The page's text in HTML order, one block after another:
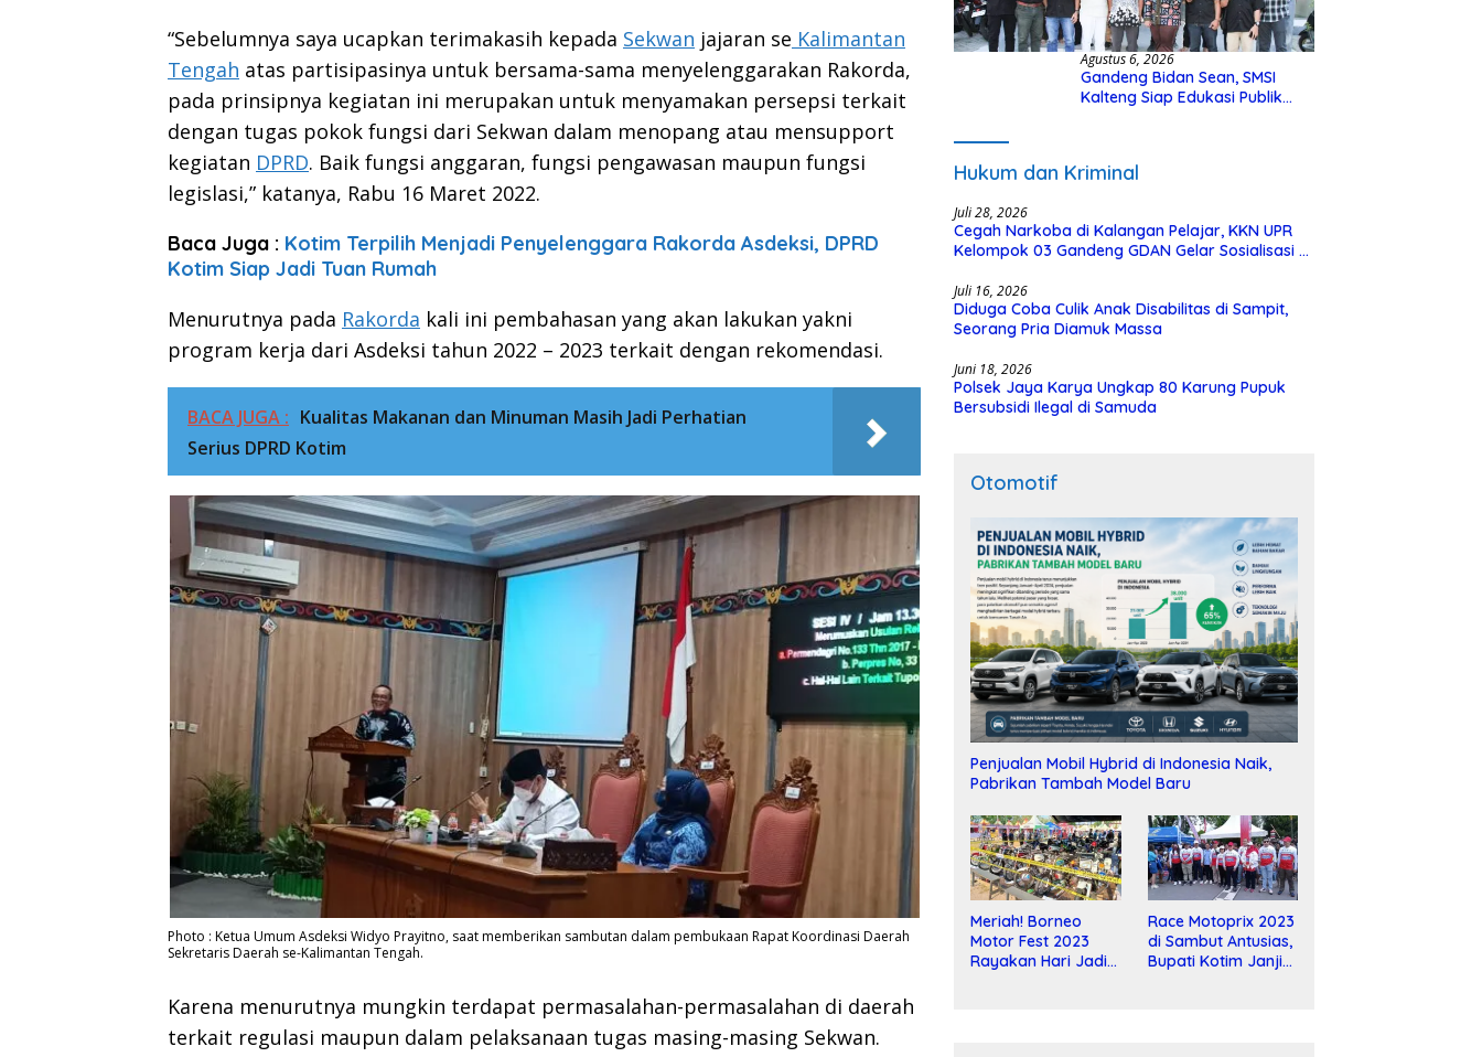
“Sebelumnya saya ucapkan terimakasih kepada Sekwan jajaran se Kalimantan
Tengah atas partisipasinya untuk bersama-sama menyelenggarakan Rakorda,
pada prinsipnya kegiatan ini merupakan untuk menyamakan persepsi terkait
dengan tugas pokok fungsi dari Sekwan dalam menopang atau mensupport
kegiatan DPRD. Baik fungsi anggaran, fungsi pengawasan maupun fungsi
legislasi,” katanya, Rabu 16 Maret 2022.
Baca Juga : Kotim Terpilih Menjadi Penyelenggara Rakorda Asdeksi, DPRD
Kotim Siap Jadi Tuan Rumah
Menurutnya pada Rakorda kali ini pembahasan yang akan lakukan yakni
program kerja dari Asdeksi tahun 2022 – 2023 terkait dengan rekomendasi.
BACA JUGA : Kualitas Makanan dan Minuman Masih Jadi Perhatian
Serius DPRD Kotim
Photo : Ketua Umum Asdeksi Widyo Prayitno, saat memberikan sambutan dalam pembukaan Rapat Koordinasi Daerah
Sekretaris Daerah se-Kalimantan Tengah.
Karena menurutnya mungkin terdapat permasalahan-permasalahan di daerah
terkait regulasi maupun dalam pelaksanaan tugas masing-masing Sekwan.
Agustus 6, 2026
Gandeng Bidan Sean, SMSI
Kalteng Siap Edukasi Publik
Hukum dan Kriminal
Juli 28, 2026
Cegah Narkoba di Kalangan Pelajar, KKN UPR
Kelompok 03 Gandeng GDAN Gelar Sosialisasi di
Juli 16, 2026
Diduga Coba Culik Anak Disabilitas di Sampit,
Seorang Pria Diamuk Massa
Juni 18, 2026
Polsek Jaya Karya Ungkap 80 Karung Pupuk
Bersubsidi Ilegal di Samuda
Otomotif
Penjualan Mobil Hybrid di Indonesia Naik,
Pabrikan Tambah Model Baru
Meriah! Borneo
Motor Fest 2023
Rayakan Hari Jadi
Race Motoprix 2023
di Sambut Antusias,
Bupati Kotim Janji